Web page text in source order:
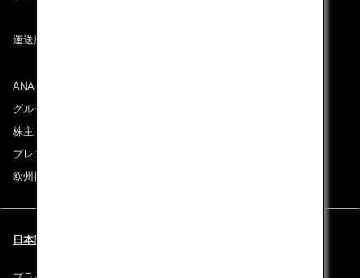
運送約款
ANAグループについて
グループ企業一覧
株主・投資家情報
プレスリリース
欧州採用情報
日本語 | Spain & Portugal (都市と言語を選択してください)